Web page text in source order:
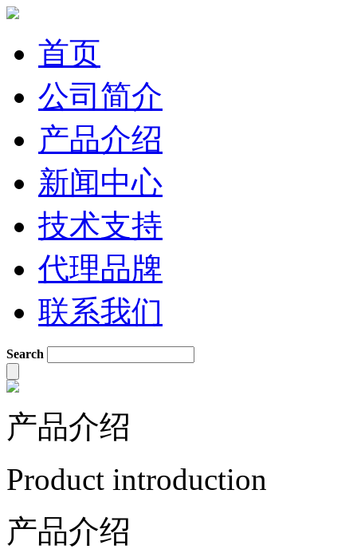
首页
公司简介
产品介绍
新闻中心
技术支持
代理品牌
联系我们
Search
产品介绍
Product introduction
产品介绍